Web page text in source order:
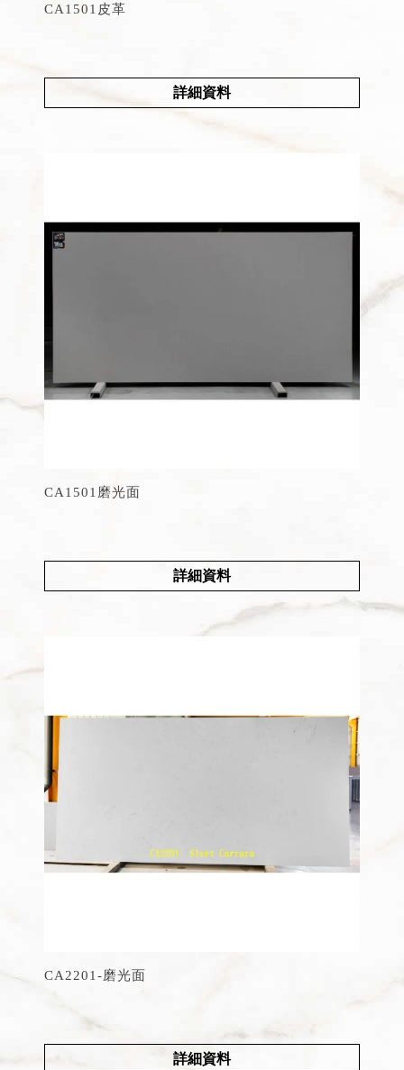
CA1501皮革
詳細資料
CA1501磨光面
詳細資料
CA2201-磨光面
詳細資料